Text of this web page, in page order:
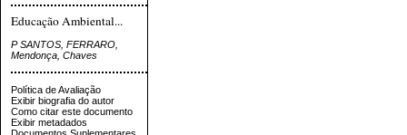
Educação Ambiental...
P SANTOS, FERRARO,
Mendonça, Chaves
Política de Avaliação
Exibir biografia do autor
Como citar este documento
Exibir metadados
Documentos Suplementares